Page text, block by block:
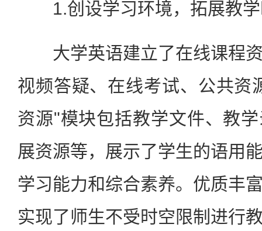
1.创设学习环境，拓展教学
大学英语建立了在线课程资
视频答疑、在线考试、公共资
资源"模块包括教学文件、教
展资源等，展示了学生的语用
学习能力和综合素养。优质丰
实现了师生不受时空限制进行